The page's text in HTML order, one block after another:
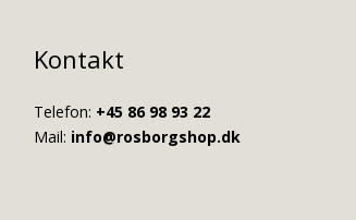
Kontakt
Telefon: +45 86 98 93 22
Mail: info@rosborgshop.dk